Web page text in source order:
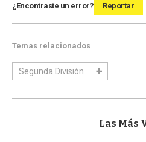
¿Encontraste un error? Reportar
Temas relacionados
Segunda División
Las Más